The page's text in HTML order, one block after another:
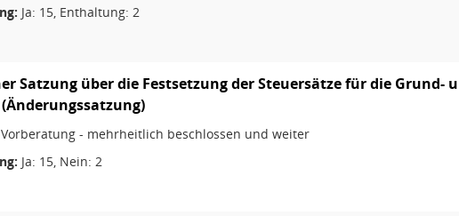
Ja: 15, Enthaltung: 2
Satzung über die Festsetzung der Steuersätze für die Grund-
Vorberatung - mehrheitlich beschlossen und weiter
Ja: 15, Nein: 2